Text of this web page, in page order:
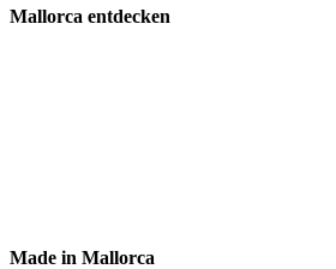
Mallorca entdecken
Made in Mallorca